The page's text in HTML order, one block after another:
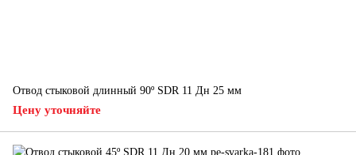
Отвод стыковой длинный 90º SDR 11 Дн 25 мм
Цену уточняйте